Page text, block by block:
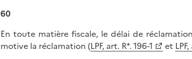
60
En toute matière fiscale, le délai de
motive la réclamation (LPF, art. R*. 196-1 et